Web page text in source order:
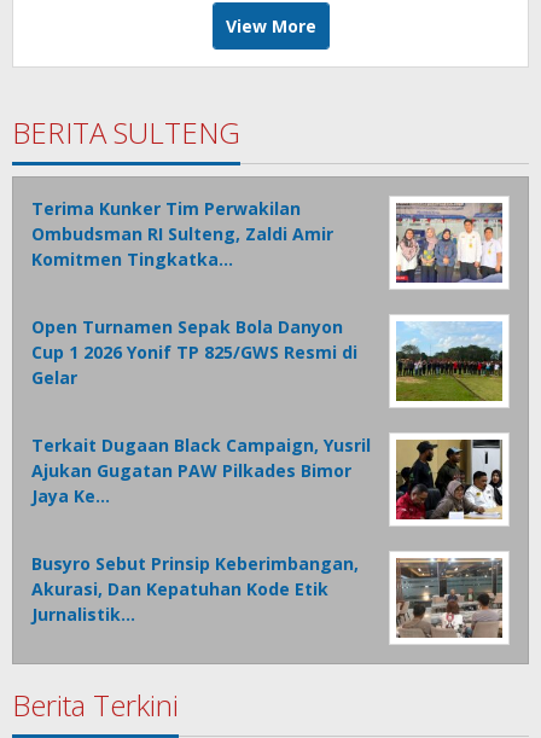
View More
BERITA SULTENG
Terima Kunker Tim Perwakilan
Ombudsman RI Sulteng, Zaldi Amir
Komitmen Tingkatka…
Open Turnamen Sepak Bola Danyon
Cup 1 2026 Yonif TP 825/GWS Resmi di
Gelar
Terkait Dugaan Black Campaign, Yusril
Ajukan Gugatan PAW Pilkades Bimor
Jaya Ke…
Busyro Sebut Prinsip Keberimbangan,
Akurasi, Dan Kepatuhan Kode Etik
Jurnalistik…
Berita Terkini